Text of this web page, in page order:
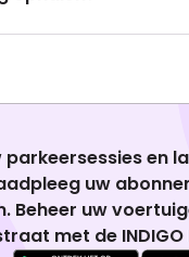
parkeersessies en
uw
Beheer uw
met de